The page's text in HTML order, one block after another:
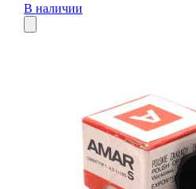
В наличии